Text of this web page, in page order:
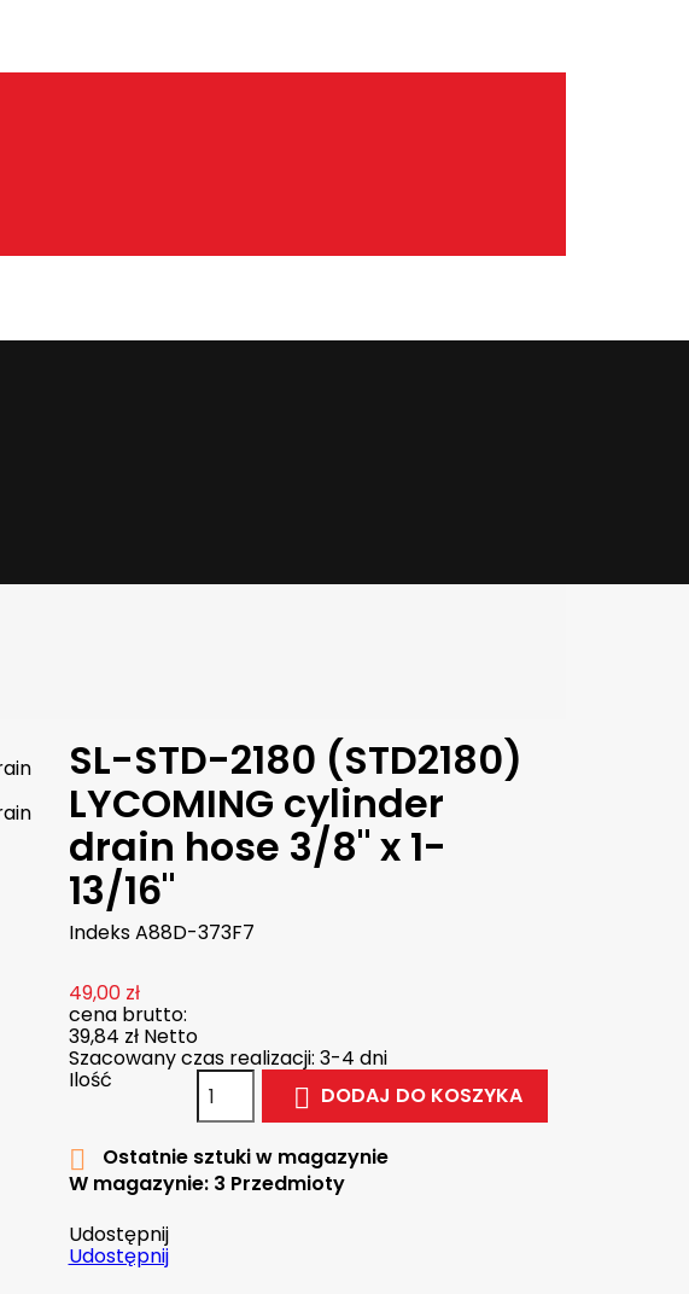
SL-STD-2180 (STD2180)
LYCOMING cylinder
drain hose 3/8" x 1-
13/16"
IndeksA88D-373F7
49,00 zł
cena brutto:
39,84 zł Netto
Szacowany czas realizacji: 3-4 dni
Ilość
 DODAJ DO KOSZYKA

Ostatnie sztuki w magazynie
W magazynie: 3 Przedmioty
Udostępnij
Udostępnij